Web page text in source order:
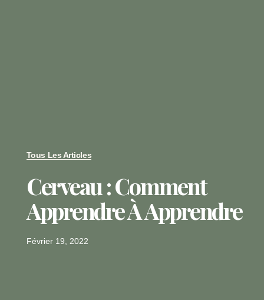
Tous Les Articles
Cerveau : Comment
Apprendre À Apprendre
Février 19, 2022